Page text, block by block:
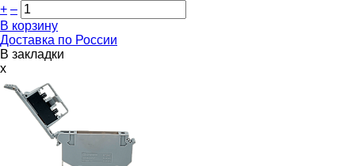
+ –
В корзину
Доставка по России
В закладки
x